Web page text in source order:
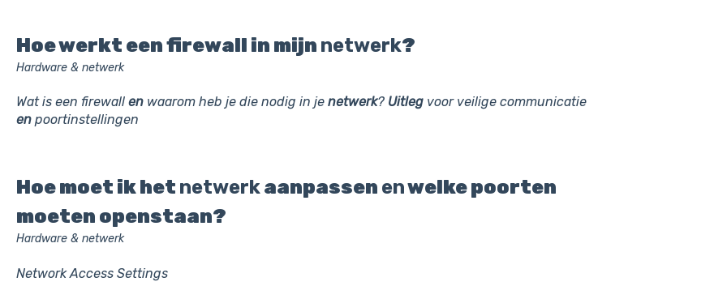
Hoe werkt een firewall in mijn netwerk?
Hardware & netwerk
Wat is een firewall enwaarom heb je die nodig in je netwerk? Uitlegvoor veilige communicatie
enpoortinstellingen
Hoe moet ik het netwerkaanpassen enwelke poorten
moeten openstaan?
Hardware & netwerk
Network Access Settings